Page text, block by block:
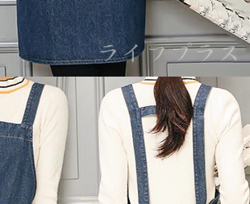
後付」時，將依據個別帳號之用戶狀況，依本公司即
額度；若仍有額度不足之情形，本公司將視審查結果
。
帳號或使用他人資訊註冊。若發現惡意使用之情形，
將有權停止該用戶之使用額度並採取法律行動。
含以上)免運費
含以上)免運費
含以上)免運費